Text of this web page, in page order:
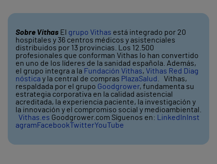
Sobre Vithas El grupo Vithas está integrado por 20
hospitales y 36 centros médicos y asistenciales
distribuidos por 13 provincias. Los 12.500
profesionales que conforman Vithas lo han convertido
en uno de los líderes de la sanidad española. Además,
el grupo integra a la Fundación Vithas, Vithas Red Diag
nóstica y la central de compras PlazaSalud
. Vithas,
respaldada por el grupo Goodgrower, fundamenta su
estrategia corporativa en la calidad asistencial
acreditada, la experiencia paciente, la investigación y
la innovación y el compromiso social y medioambiental.
Vithas.es Goodgrower.com Síguenos en: LinkedIn Inst
agramFacebookTwitterYouTube